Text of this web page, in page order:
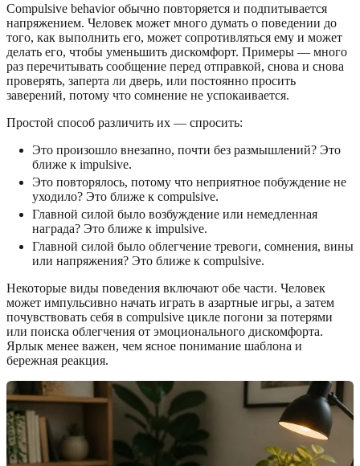
Compulsive behavior обычно повторяется и подпитывается
напряжением. Человек может много думать о поведении до
того, как выполнить его, может сопротивляться ему и может
делать его, чтобы уменьшить дискомфорт. Примеры — много
раз перечитывать сообщение перед отправкой, снова и снова
проверять, заперта ли дверь, или постоянно просить
заверений, потому что сомнение не успокаивается.
Простой способ различить их — спросить:
Это произошло внезапно, почти без размышлений? Это
ближе к impulsive.
Это повторялось, потому что неприятное побуждение не
уходило? Это ближе к compulsive.
Главной силой было возбуждение или немедленная
награда? Это ближе к impulsive.
Главной силой было облегчение тревоги, сомнения, вины
или напряжения? Это ближе к compulsive.
Некоторые виды поведения включают обе части. Человек
может импульсивно начать играть в азартные игры, а затем
почувствовать себя в compulsive цикле погони за потерями
или поиска облегчения от эмоционального дискомфорта.
Ярлык менее важен, чем ясное понимание шаблона и
бережная реакция.